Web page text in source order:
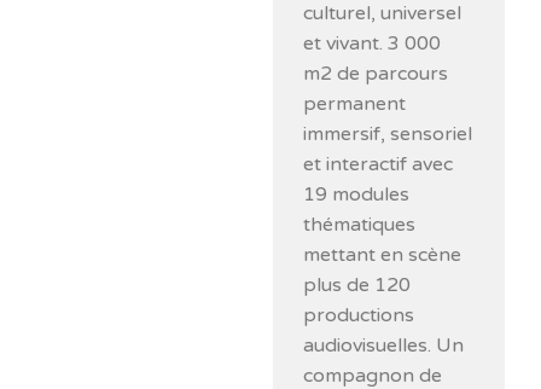
culturel, universel
et vivant. 3 000
m2 de parcours
permanent
immersif, sensoriel
et interactif avec
19 modules
thématiques
mettant en scène
plus de 120
productions
audiovisuelles. Un
compagnon de